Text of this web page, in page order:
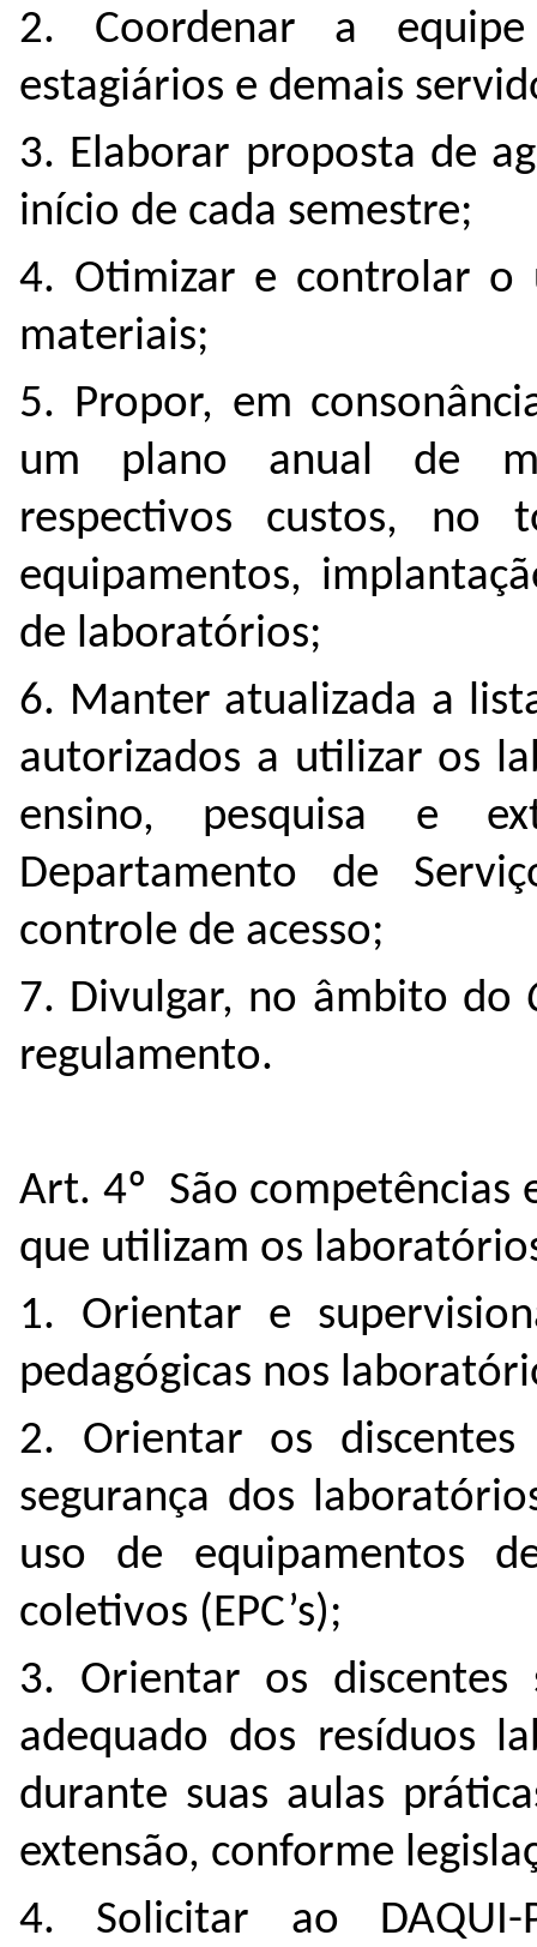
2. Coordenar a
estagiários e demais
3. Elaborar proposta de
início de cada semestre;
4. Otimizar e controlar o
materiais;
5. Propor, em
um plano anual de
respectivos custos, no
equipamentos,
de laboratórios;
6. Manter atualizada a
autorizados a utilizar os
ensino, pesquisa e
Departamento de
controle de acesso;
7. Divulgar, no âmbito do
regulamento.
Art. 4º São competências
que utilizam os
1. Orientar e
pedagógicas nos
2. Orientar os
segurança dos
uso de equipamentos
coletivos (EPC’s);
3. Orientar os discentes
adequado dos resíduos
durante suas aulas
extensão, conforme
4. Solicitar ao